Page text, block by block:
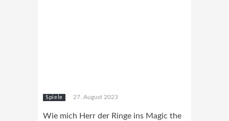
Spiele 27. August 2023
Wie mich Herr der Ringe ins Magic the